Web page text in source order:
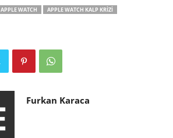
APPLE WATCH APPLE WATCH KALP KRIZI
Furkan Karaca